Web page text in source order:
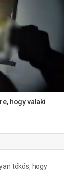
hogy valaki
tökös, hogy